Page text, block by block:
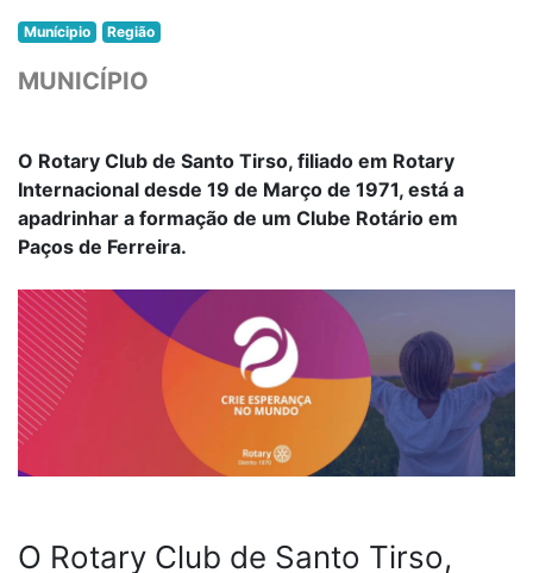
Munícipio Região
MUNICÍPIO
O Rotary Club de Santo Tirso, filiado em Rotary
Internacional desde 19 de Março de 1971, está a
apadrinhar a formação de um Clube Rotário em
Paços de Ferreira.
O Rotary Club de Santo Tirso,